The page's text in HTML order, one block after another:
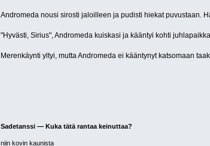
Andromeda nousi sirosti jaloilleen ja pudisti hiekat puvustaan.
"Hyvästi, Sirius", Andromeda kuiskasi ja kääntyi kohti
Merenkäynti yltyi, mutta Andromeda ei kääntynyt katsomaan
Sadetanssi — Kuka tätä rantaa keinuttaa?
niin kovin kaunista